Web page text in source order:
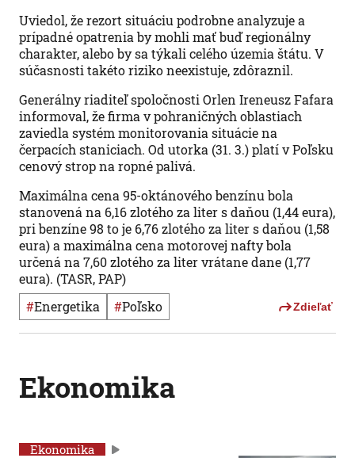
Uviedol, že rezort situáciu podrobne analyzuje a
prípadné opatrenia by mohli mať buď regionálny
charakter, alebo by sa týkali celého územia štátu. V
súčasnosti takéto riziko neexistuje, zdôraznil.
Generálny riaditeľ spoločnosti Orlen Ireneusz Fafara
informoval, že firma v pohraničných oblastiach
zaviedla systém monitorovania situácie na
čerpacích staniciach. Od utorka (31. 3.) platí v Poľsku
cenový strop na ropné palivá.
Maximálna cena 95-oktánového benzínu bola
stanovená na 6,16 zlotého za liter s daňou (1,44 eura),
pri benzíne 98 to je 6,76 zlotého za liter s daňou (1,58
eura) a maximálna cena motorovej nafty bola
určená na 7,60 zlotého za liter vrátane dane (1,77
eura). (TASR, PAP)
# Energetika # Poľsko Zdieľať
Ekonomika
Ekonomika